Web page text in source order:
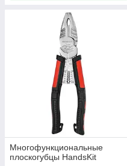
Многофункциональные
плоскогубцы HandsKit